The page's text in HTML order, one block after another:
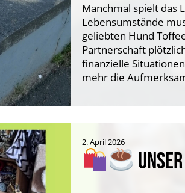
Manchmal spielt das
Lebensumstände
geliebten Hund
Partnerschaft
finanzielle
mehr die
2. April 2026